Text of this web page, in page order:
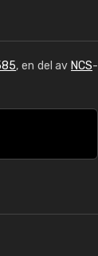
, en del av NCS-